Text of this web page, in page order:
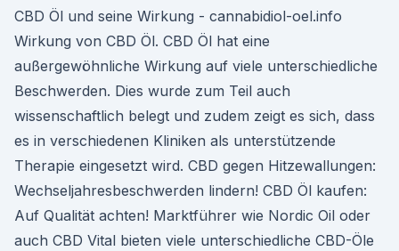
CBD Öl und seine Wirkung - cannabidiol-oel.info
Wirkung von CBD Öl. CBD Öl hat eine
außergewöhnliche Wirkung auf viele unterschiedliche
Beschwerden. Dies wurde zum Teil auch
wissenschaftlich belegt und zudem zeigt es sich, dass
es in verschiedenen Kliniken als unterstützende
Therapie eingesetzt wird. CBD gegen Hitzewallungen:
Wechseljahresbeschwerden lindern! CBD Öl kaufen:
Auf Qualität achten! Marktführer wie Nordic Oil oder
auch CBD Vital bieten viele unterschiedliche CBD-Öle